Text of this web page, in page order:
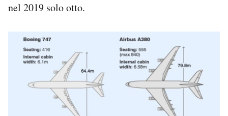
nel 2019 solo otto.